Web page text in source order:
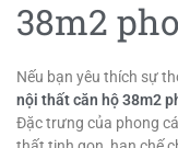
38m2
Nếu bạn yêu thích sự
nội thất căn hộ 38m2
Đặc trưng của phong